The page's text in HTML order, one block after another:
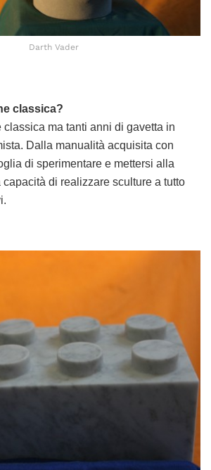
Darth Vader
classica?
classica ma tanti anni di gavetta in
Dalla manualità acquisita con
di sperimentare e mettersi alla
capacità di realizzare sculture a tutto